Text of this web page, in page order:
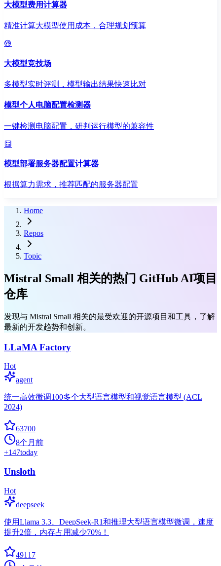
大模型费用计算器
精准计算大模型使用成本，合理规划预算
大模型竞技场
多模型实时评测，模型输出结果快速比对
模型个人电脑配置检测器
一键检测电脑配置，研判运行模型的兼容性
模型部署服务器配置计算器
根据算力需求，推荐匹配的服务器配置
Home
Repos
Topic
Mistral Small 相关的热门 GitHub AI项目
仓库
发现与 Mistral Small 相关的最受欢迎的开源项目和工具，了解
最新的开发趋势和创新。
LLaMA Factory
Hot
agent
统一高效微调100多个大型语言模型和视觉语言模型 (ACL
2024)
63700
8个月前
+147today
Unsloth
Hot
deepseek
使用Llama 3.3、DeepSeek-R1和推理大型语言模型微调，速度
提升2倍，内存占用减少70%！
49117